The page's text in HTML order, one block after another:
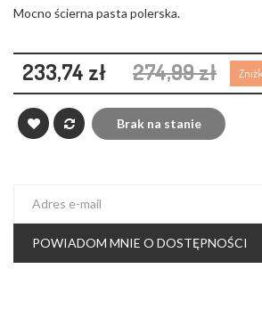
Mocno ścierna pasta polerska.
233,74 zł 274,99 zł
Brak na stanie
POWIADOM MNIE O DOSTĘPNOŚCI